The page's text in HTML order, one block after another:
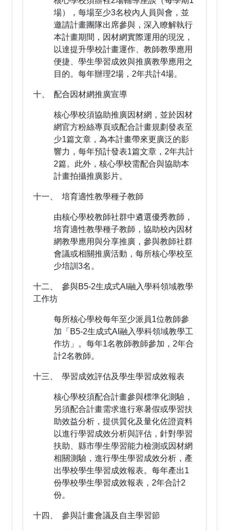
場），每場至少3名校內人員與會，並
邀請計畫團隊出席參與，深入瞭解執行
本計畫期間，因材網實際運用的現況，
以達提升學校計畫運作、教師教學應用
便捷、學生學習成效與推廣教學應用之
目的。每年辦理2場，2年共計4場。
十、 配合因材網推廣宣導
核心學校須協助推廣因材網，並於因材
網官方粉絲專頁或配合計畫規劃發表至
少1篇文章，為本計畫帶來更廣泛的影
響力，每年預計發表1篇文章，2年共計
2篇。此外，核心學校需配合與協助本
計畫拍攝推廣影片。
十一、 培育適性教學種子教師
由核心學校教師社群中遴選優秀教師，
培育適性教學種子教師，協助校內因材
網教學應用與分享推廣，參與教師社群
會議或相關推廣活動，每所核心學校至
少培訓3名。
十二、 參與B5-2生成式AI融入學科領域教學
工作坊
每所核心學校每年至少派員1位教師參
加「B5-2生成式AI融入學科領域教學工
作坊」。每年1名教師教師參加，2年合
計2名教師。
十三、 學習成效評估及學生學習成效報表
核心學校須配合計畫參與標準化測驗，
另須配合計畫需求進行寒暑假或學習扶
助效益分析，提供質化及量化佐證資料
以進行學習成效分析與評估，針對學習
扶助、縣市學生學習能力檢測或因材網
相關測驗，進行學生學習成效分析，產
出學校學生學習成效報表。每年產出1
份學校學生學習成效報表，2年合計2
份。
十四、 參與計畫會議及自主學習節